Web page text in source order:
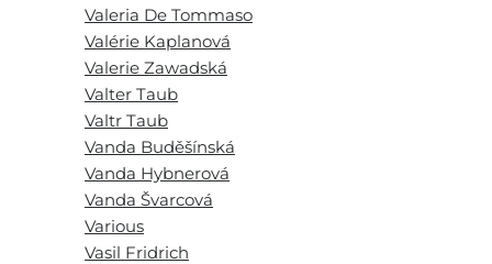
Valeria De Tommaso
Valérie Kaplanová
Valerie Zawadská
Valter Taub
Valtr Taub
Vanda Buděšínská
Vanda Hybnerová
Vanda Švarcová
Various
Vasil Fridrich